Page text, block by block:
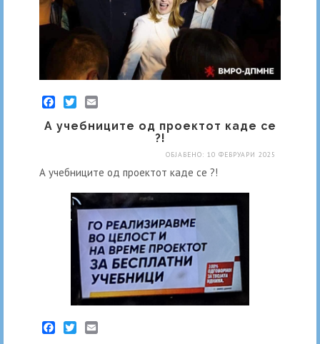
А учебниците од проектот каде се
?!
ОБЈАВЕНО: 10 ФЕВРУАРИ 2025
А учебниците од проектот каде се ?!